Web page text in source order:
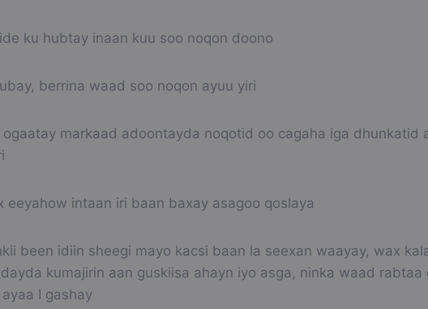
ku hubtay inaan kuu soo noqon doono
berrina waad soo noqon ayuu yiri
ogaatay markaad adoontayda noqotid oo cagaha iga dhunkatid
eeyahow intaan iri baan baxay asagoo qoslaya
been idiin sheegi mayo kacsi baan la seexan waayay, wax
kumajirin aan guskiisa ahayn iyo asga, ninka waad rabtaa
I gashay